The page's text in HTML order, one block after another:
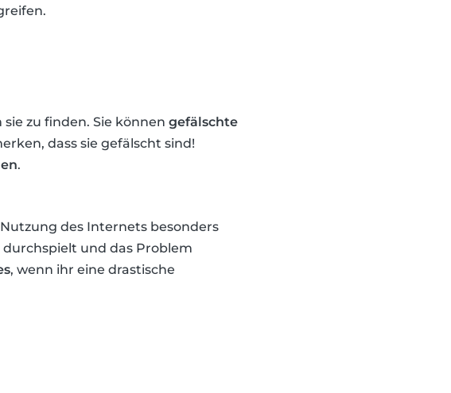
zu finden. Sie können gefälschte
dass sie gefälscht sind!
.
des Internets besonders
durchspielt und das Problem
, wenn ihr eine drastische